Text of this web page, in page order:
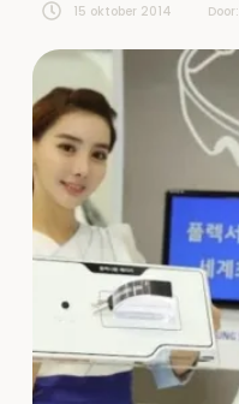
15 oktober 2014 Door: